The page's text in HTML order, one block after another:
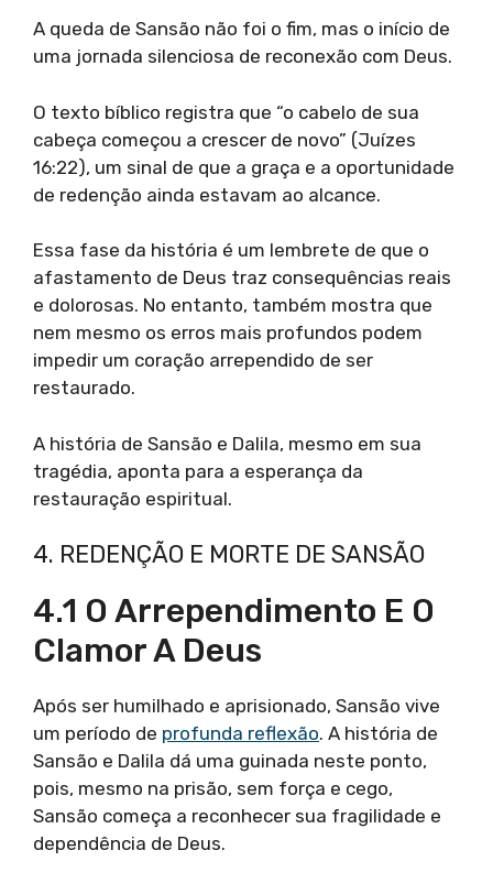
A queda de Sansão não foi o fim, mas o início de
uma jornada silenciosa de reconexão com Deus.
O texto bíblico registra que “o cabelo de sua
cabeça começou a crescer de novo” (Juízes
16:22), um sinal de que a graça e a oportunidade
de redenção ainda estavam ao alcance.
Essa fase da história é um lembrete de que o
afastamento de Deus traz consequências reais
e dolorosas. No entanto, também mostra que
nem mesmo os erros mais profundos podem
impedir um coração arrependido de ser
restaurado.
A história de Sansão e Dalila, mesmo em sua
tragédia, aponta para a esperança da
restauração espiritual.
4. REDENÇÃO E MORTE DE SANSÃO
4.1 O Arrependimento E O
Clamor A Deus
Após ser humilhado e aprisionado, Sansão vive
um período de profunda reflexão. A história de
Sansão e Dalila dá uma guinada neste ponto,
pois, mesmo na prisão, sem força e cego,
Sansão começa a reconhecer sua fragilidade e
dependência de Deus.